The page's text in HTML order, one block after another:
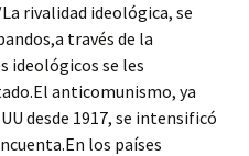
rivalidad ideológica, se
través de la
ideológicos se les
anticomunismo, ya
desde 1917, se intensificó
los países